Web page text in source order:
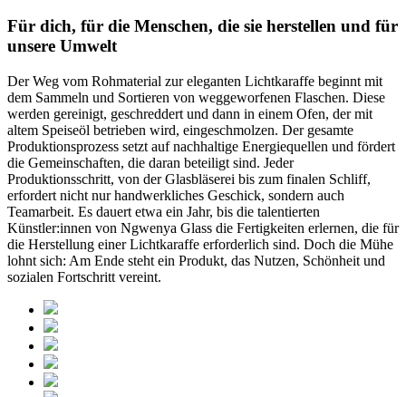
Für dich, für die Menschen, die sie herstellen und für
unsere Umwelt
Der Weg vom Rohmaterial zur eleganten Lichtkaraffe beginnt mit
dem Sammeln und Sortieren von weggeworfenen Flaschen. Diese
werden gereinigt, geschreddert und dann in einem Ofen, der mit
altem Speiseöl betrieben wird, eingeschmolzen. Der gesamte
Produktionsprozess setzt auf nachhaltige Energiequellen und fördert
die Gemeinschaften, die daran beteiligt sind. Jeder
Produktionsschritt, von der Glasbläserei bis zum finalen Schliff,
erfordert nicht nur handwerkliches Geschick, sondern auch
Teamarbeit. Es dauert etwa ein Jahr, bis die talentierten
Künstler:innen von Ngwenya Glass die Fertigkeiten erlernen, die für
die Herstellung einer Lichtkaraffe erforderlich sind. Doch die Mühe
lohnt sich: Am Ende steht ein Produkt, das Nutzen, Schönheit und
sozialen Fortschritt vereint.